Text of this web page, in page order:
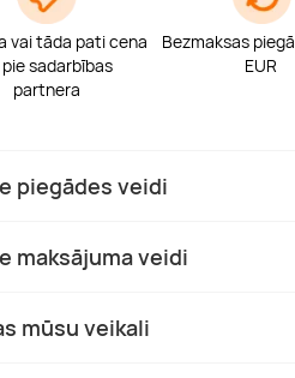
vai tāda pati cena
pie sadarbības
partnera
Bezmaksas
EUR
piegādes veidi
maksājuma veidi
mūsu veikali